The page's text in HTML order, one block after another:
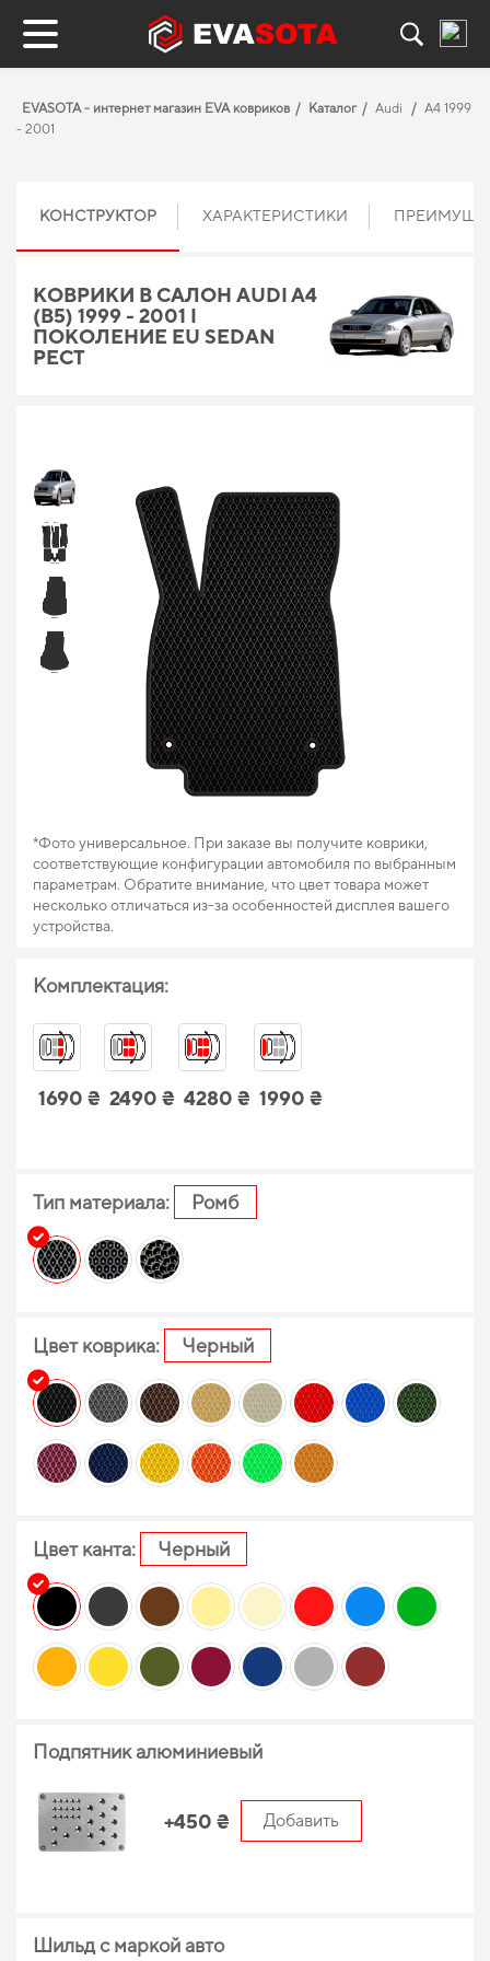
EVASOTA - интернет магазин EVA ковриков Каталог Audi
A4 1999
- 2001
КОНСТРУКТОР ХАРАКТЕРИСТИКИ
КОВРИКИ В САЛОН AUDI A4
(B5) 1999 - 2001 I
ПОКОЛЕНИЕ EU SEDAN
РЕСТ
*Фото универсальное. При заказе вы получите коврики,
соответствующие конфигурации автомобиля по выбранным
параметрам. Обратите внимание, что цвет товара может
несколько отличаться из-за особенностей дисплея вашего
устройства.
Комплектация:
1690 ₴ 2490 ₴ 4280 ₴ 1990 ₴
Тип материала: Ромб
Цвет коврика: Черный
Цвет канта: Черный
Подпятник алюминиевый
+450 ₴ Добавить
Шильд с маркой авто